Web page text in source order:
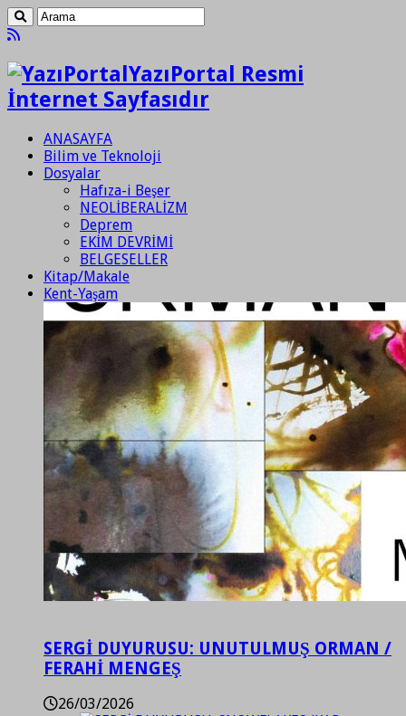
YazıPortal Resmi
İnternet Sayfasıdır
ANASAYFA
Bilim ve Teknoloji
Dosyalar
Hafıza-i Beşer
NEOLİBERALİZM
Deprem
EKİM DEVRİMİ
BELGESELLER
Kitap/Makale
Kent-Yaşam
SERGİ DUYURUSU: UNUTULMUŞ ORMAN /
FERAHİ MENGEŞ
26/03/2026